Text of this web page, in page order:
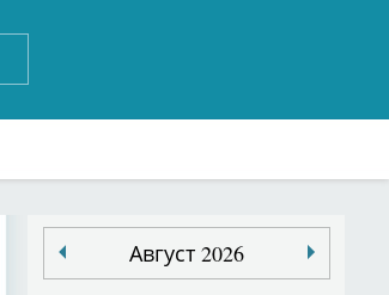
Август 2026